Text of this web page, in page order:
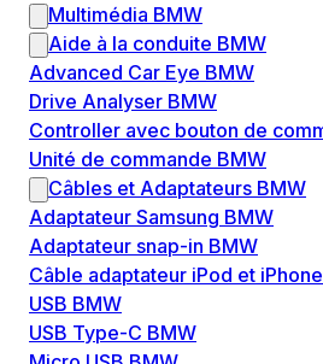
Multimédia BMW
Aide à la conduite BMW
Advanced Car Eye BMW
Drive Analyser BMW
Controller avec bouton de
Unité de commande BMW
Câbles et Adaptateurs BMW
Adaptateur Samsung BMW
Adaptateur snap-in BMW
Câble adaptateur iPod et
USB BMW
USB Type-C BMW